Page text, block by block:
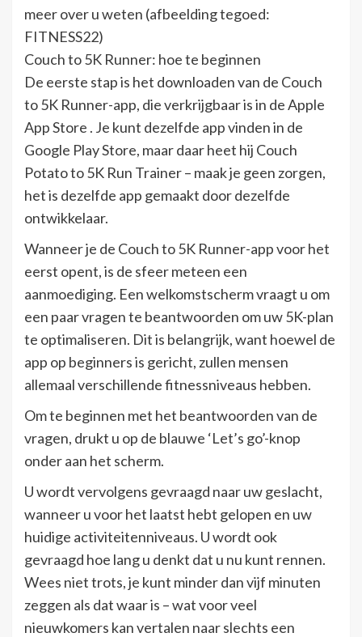
meer over u weten (afbeelding tegoed:
FITNESS22)
Couch to 5K Runner: hoe te beginnen
De eerste stap is het downloaden van de Couch
to 5K Runner-app, die verkrijgbaar is in de Apple
App Store . Je kunt dezelfde app vinden in de
Google Play Store, maar daar heet hij Couch
Potato to 5K Run Trainer – maak je geen zorgen,
het is dezelfde app gemaakt door dezelfde
ontwikkelaar.
Wanneer je de Couch to 5K Runner-app voor het
eerst opent, is de sfeer meteen een
aanmoediging. Een welkomstscherm vraagt ​​u om
een ​​paar vragen te beantwoorden om uw 5K-plan
te optimaliseren. Dit is belangrijk, want hoewel de
app op beginners is gericht, zullen mensen
allemaal verschillende fitnessniveaus hebben.
Om te beginnen met het beantwoorden van de
vragen, drukt u op de blauwe ‘Let’s go’-knop
onder aan het scherm.
U wordt vervolgens gevraagd naar uw geslacht,
wanneer u voor het laatst hebt gelopen en uw
huidige activiteitenniveaus. U wordt ook
gevraagd hoe lang u denkt dat u nu kunt rennen.
Wees niet trots, je kunt minder dan vijf minuten
zeggen als dat waar is – wat voor veel
nieuwkomers kan vertalen naar slechts een